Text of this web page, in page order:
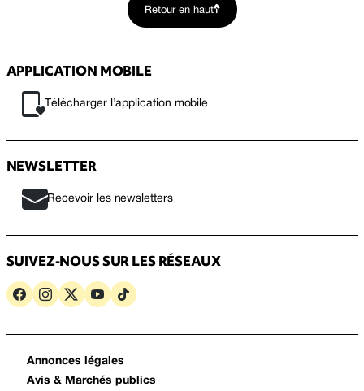
Retour en haut
APPLICATION MOBILE
Télécharger l’application mobile
NEWSLETTER
Recevoir les newsletters
SUIVEZ-NOUS SUR LES RÉSEAUX
Annonces légales
Avis & Marchés publics